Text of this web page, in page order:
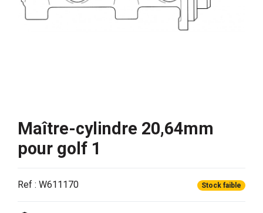
Maître-cylindre 20,64mm
pour golf 1
Ref : W611170 Stock faible